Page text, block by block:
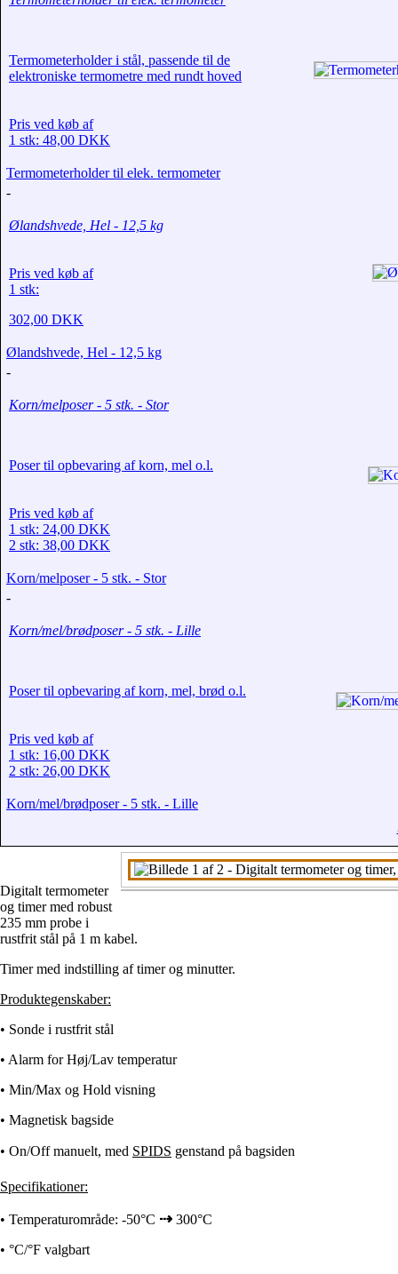
Termometerholder i stål, passende til de
elektroniske termometre med rundt hoved
Pris ved køb af
1 stk: 48,00 DKK
Termometerholder til elek. termometer
-
Ølandshvede, Hel - 12,5 kg
Pris ved køb af
1 stk:
302,00 DKK
Ølandshvede, Hel - 12,5 kg
-
Korn/melposer - 5 stk. - Stor
Poser til opbevaring af korn, mel o.l.
Pris ved køb af
1 stk: 24,00 DKK
2 stk: 38,00 DKK
Korn/melposer - 5 stk. - Stor
-
Korn/mel/brødposer - 5 stk. - Lille
Poser til opbevaring af korn, mel, brød o.l.
Pris ved køb af
1 stk: 16,00 DKK
2 stk: 26,00 DKK
Korn/mel/brødposer - 5 stk. - Lille
Digitalt termometer
og timer med robust
235 mm probe i
rustfrit stål på 1 m kabel.
Timer med indstilling af timer og minutter.
Produktegenskaber:
• Sonde i rustfrit stål
• Alarm for Høj/Lav temperatur
• Min/Max og Hold visning
• Magnetisk bagside
• On/Off manuelt, med SPIDS genstand på bagsiden
Specifikationer:
• Temperaturområde: -50°C ⇢ 300°C
• °C/°F valgbart